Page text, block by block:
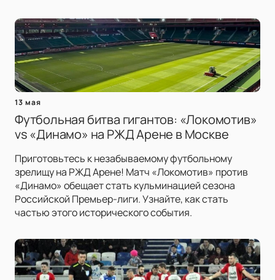
13 мая
Футбольная битва гигантов: «Локомотив»
vs «Динамо» на РЖД Арене в Москве
Приготовьтесь к незабываемому футбольному
зрелищу на РЖД Арене! Матч «Локомотив» против
«Динамо» обещает стать кульминацией сезона
Российской Премьер-лиги. Узнайте, как стать
частью этого исторического события.